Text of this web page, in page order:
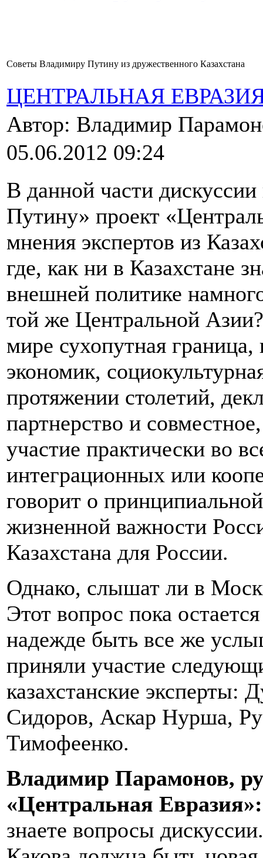
Советы Владимиру Путину из дружественного Казахстана
ЦЕНТРАЛЬНАЯ
Автор: Владимир
05.06.2012 09:24
В данной части
Путину» проект
мнения экспертов из
где, как ни в Казахстане
внешней политике
той же Центральной
мире сухопутная граница,
экономик,
протяжении столетий,
партнерство и
участие практически во
интеграционных или
говорит о
жизненной важности
Казахстана для России.
Однако, слышат ли в
Этот вопрос пока
надежде быть все же
приняли участие
казахстанские эксперты:
Сидоров, Аскар Нурша,
Тимофеенко.
Владимир Парамонов,
«Центральная
знаете вопросы